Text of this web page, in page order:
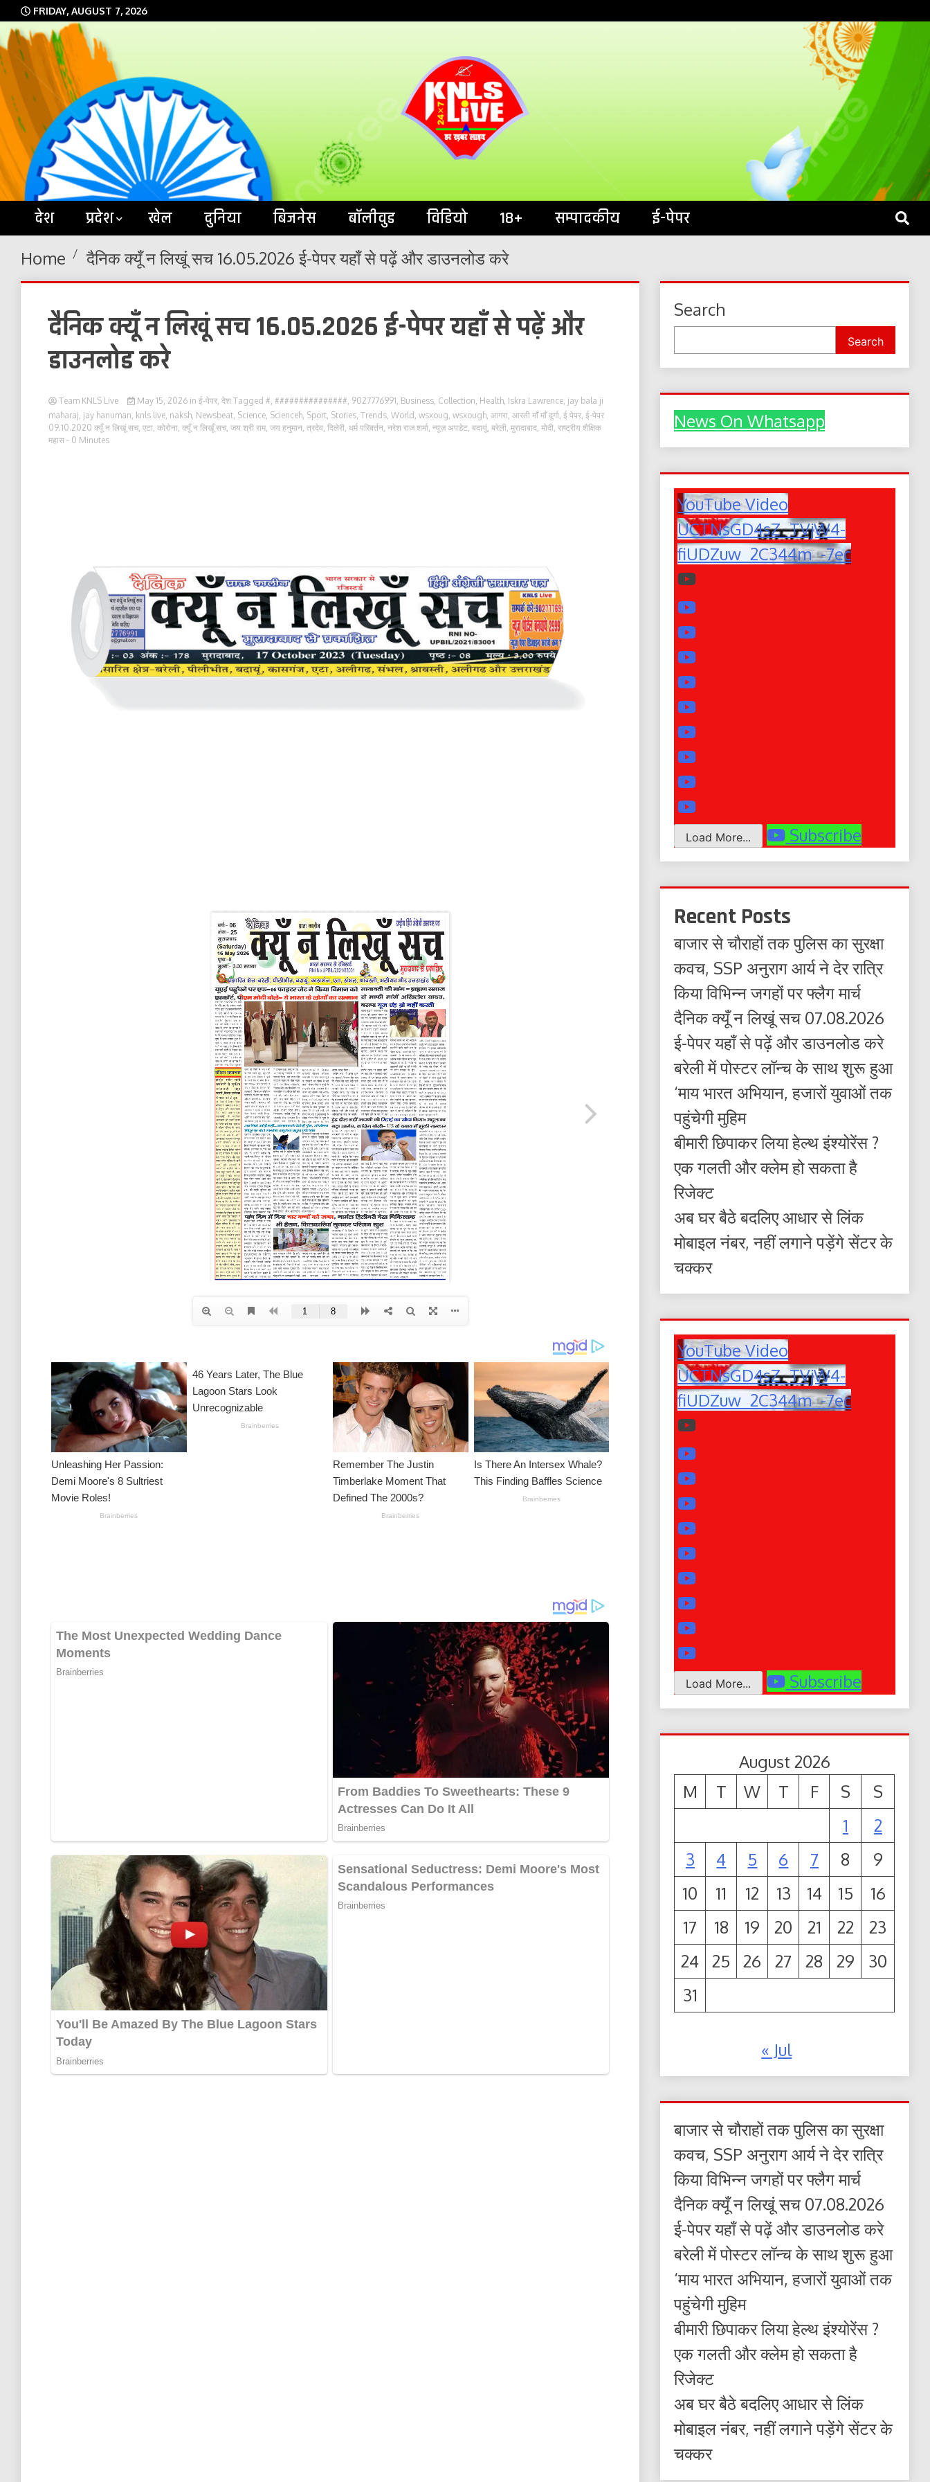
Skip
to
content
FRIDAY, AUGUST 7, 2026
KNLS LIVE
देश प्रदेश खेल दुनिया बिजनेस बॉलीवुड विडियो 18+ सम्पादकीय ई-पेपर
Home दैनिक क्यूँ न लिखूं सच 16.05.2026 ई-पेपर यहाँ से पढ़ें और डाउनलोड करे
दैनिक क्यूँ न लिखूं सच 16.05.2026 ई-पेपर यहाँ से पढ़ें और
डाउनलोड करे
Team KNLS Live May 15, 2026 in ई-पेपर, देश Tagged #, ###############, 9027776991, Business, Collection, Health, Iskra Lawrence, jay bala ji
maharaj, jay hanuman, knls live, naksh, Newsbeat, Science, Scienceh, Sport, Stories, Trends, World , wsxoug, wsxough, आगरा, आरती माँ माँ दुर्गा, ई पेपर, ई-पेपर
09.10.2020 क्यूँ न लिखूं सच, एटा, कोरोना, क्यूँ न लिखूँ सच, जय श्री राम, जय हनुमान, त्रदेव, दिलेरी, धर्म परिबर्तन, नरेश राज शर्मा, न्यूज़ अपडेट, बदायूं, बरेली, मुरादाबाद, मोदी, राष्ट्रीय शैक्षिक
महास - 0 Minutes
Search
Search
News On Whatsapp
YouTube Video
UCTNsGD4sZ_TVjW4-
fiUDZuw_2C344m_-7ec
Load More... Subscribe
Recent Posts
बाजार से चौराहों तक पुलिस का सुरक्षा
कवच, SSP अनुराग आर्य ने देर रात्रि
किया विभिन्न जगहों पर फ्लैग मार्च
दैनिक क्यूँ न लिखूं सच 07.08.2026
ई-पेपर यहाँ से पढ़ें और डाउनलोड करे
बरेली में पोस्टर लॉन्च के साथ शुरू हुआ
‘माय भारत अभियान, हजारों युवाओं तक
पहुंचेगी मुहिम
बीमारी छिपाकर लिया हेल्थ इंश्योरेंस ?
एक गलती और क्लेम हो सकता है
रिजेक्ट
अब घर बैठे बदलिए आधार से लिंक
मोबाइल नंबर, नहीं लगाने पड़ेंगे सेंटर के
चक्कर
YouTube Video
UCTNsGD4sZ_TVjW4-
fiUDZuw_2C344m_-7ec
Load More... Subscribe
August 2026
M
T W T F S
S
1
2
3
4 5 6 7 8
9
10
11 12 13 14 15
16
17
18 19 20 21 22
23
24
25 26 27 28 29
30
31
« Jul
बाजार से चौराहों तक पुलिस का सुरक्षा
कवच, SSP अनुराग आर्य ने देर रात्रि
किया विभिन्न जगहों पर फ्लैग मार्च
दैनिक क्यूँ न लिखूं सच 07.08.2026
ई-पेपर यहाँ से पढ़ें और डाउनलोड करे
बरेली में पोस्टर लॉन्च के साथ शुरू हुआ
‘माय भारत अभियान, हजारों युवाओं तक
पहुंचेगी मुहिम
बीमारी छिपाकर लिया हेल्थ इंश्योरेंस ?
एक गलती और क्लेम हो सकता है
रिजेक्ट
अब घर बैठे बदलिए आधार से लिंक
मोबाइल नंबर, नहीं लगाने पड़ेंगे सेंटर के
चक्कर